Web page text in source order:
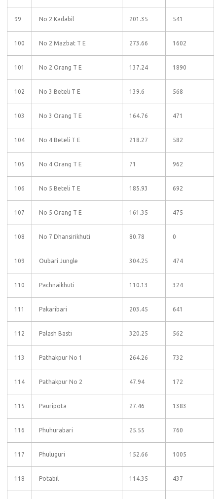
99 No 2 Kadabil 201.35 541
100 No 2 Mazbat T E 273.66 1602
101 No 2 Orang T E 137.24 1890
102 No 3 Beteli T E 139.6 568
103 No 3 Orang T E 164.76 471
104 No 4 Beteli T E 218.27 582
105 No 4 Orang T E 71 962
106 No 5 Beteli T E 185.93 692
107 No 5 Orang T E 161.35 475
108 No 7 Dhansirikhuti 80.78 0
109 Oubari Jungle 304.25 474
110 Pachnaikhuti 110.13 324
111 Pakaribari 203.45 641
112 Palash Basti 320.25 562
113 Pathakpur No 1 264.26 732
114 Pathakpur No 2 47.94 172
115 Pauripota 27.46 1383
116 Phuhurabari 25.55 760
117 Phuluguri 152.66 1005
118 Potabil 114.35 437